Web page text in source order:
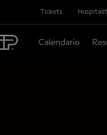
Tickets
Calendario